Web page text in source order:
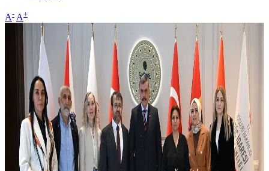
A- A+